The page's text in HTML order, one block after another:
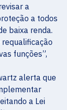
a
a todos
baixa renda.
funções”,
alerta que
a Lei